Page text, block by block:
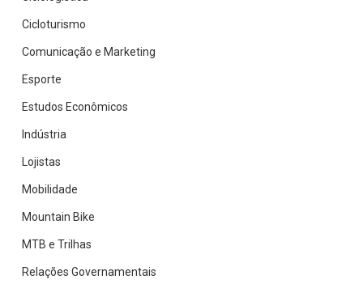
Cicloturismo
Comunicação e Marketing
Esporte
Estudos Econômicos
Indústria
Lojistas
Mobilidade
Mountain Bike
MTB e Trilhas
Relações Governamentais